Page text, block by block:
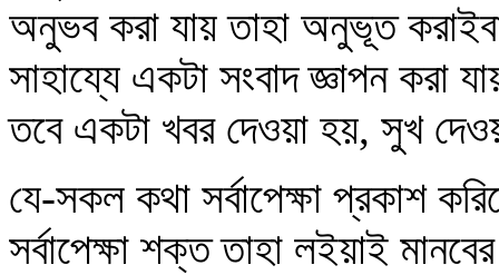
অনুভব করা যায় তাহা অনুভূত
সাহায্যে একটা সংবাদ জ্ঞাপন করা
তবে একটা খবর দেওয়া হয়, সুখ
যে-সকল কথা সর্বাপেক্ষা প্রকাশ
সর্বাপেক্ষা শক্ত তাহা লইয়াই